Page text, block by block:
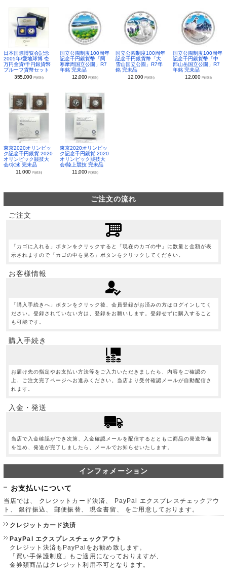
日本国際博覧会記念
2005年/愛地球博 壱
万円金貨/千円銀貨幣
プルーフ貨幣セット
355,000 円(税別)
国立公園制度100周年
記念千円銀貨幣「阿
寒摩周国立公園」R7
年銘 完未品
12,000 円(税別)
国立公園制度100周年
記念千円銀貨幣「大
雪山国立公園」R7年
銘 完未品
12,000 円(税別)
国立公園制度100周年
記念千円銀貨幣「中
部山岳国立公園」R7
年銘 完未品
12,000 円(税別)
東京2020オリンピッ
ク記念千円銀貨 2020
オリンピック競技大
会/水泳 完未品
11,000円(税別)
東京2020オリンピッ
ク記念千円銀貨 2020
オリンピック競技大
会/陸上競技 完未品
11,000 円(税別)
ご注文の流れ
ご注文
「カゴに入れる」ボタンをクリックすると「現在のカゴの中」に数量と金額が表
示されますので「カゴの中を見る」ボタンをクリックしてください。
お客様情報
「購入手続きへ」ボタンをクリック後、会員登録がお済みの方はログインしてく
ださい。登録されていない方は、登録をお願いします。登録せずに購入すること
も可能です。
購入手続き
お届け先の指定やお支払い方法等をご入力いただきましたら、内容をご確認の
上、ご注文完了ページへお進みください。当店より受付確認メールが自動配信さ
れます。
入金・発送
当店で入金確認ができ次第、入金確認メールを配信するとともに商品の発送準備
を進め、発送が完了しましたら、メールでお知らせいたします。
インフォメーション
お支払いについて
当店では、 クレジットカード決済、 PayPal エクスプレスチェックアウ
ト、 銀行振込、 郵便振替、 現金書留、 をご用意しております。
クレジットカード決済
PayPal エクスプレスチェックアウト
クレジット決済もPayPalをお勧め致します。
「買い手保護制度」もご適用になっておりますが、
金券類商品はクレジット利用不可となります。